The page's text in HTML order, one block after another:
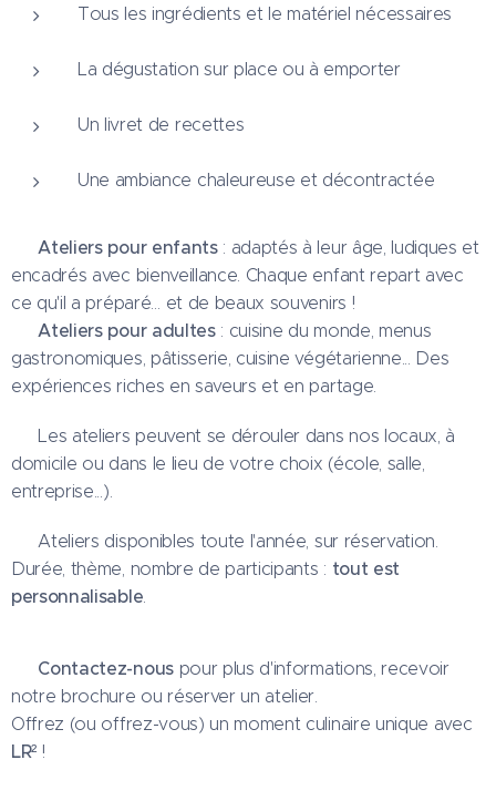
Tous les ingrédients et le matériel nécessaires
La dégustation sur place ou à emporter
Un livret de recettes
Une ambiance chaleureuse et décontractée
👦Ateliers pour enfants: adaptés à leur âge, ludiques et
encadrés avec bienveillance. Chaque enfant repart avec
ce qu'il a préparé… et de beaux souvenirs !
👨‍🍳Ateliers pour adultes: cuisine du monde, menus
gastronomiques, pâtisserie, cuisine végétarienne... Des
expériences riches en saveurs et en partage.
📍 Les ateliers peuvent se dérouler dans nos locaux, à
domicile ou dans le lieu de votre choix (école, salle,
entreprise...).
📅 Ateliers disponibles toute l'année, sur réservation.
Durée, thème, nombre de participants : tout est
personnalisable.
Contactez-nouspour plus d'informations, recevoir
notre brochure ou réserver un atelier.
Offrez (ou offrez-vous) un moment culinaire unique avec
LR² !